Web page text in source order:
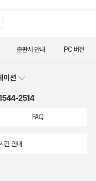
출판사 안내 PC 버전
이션
2514
FAQ
간 안내